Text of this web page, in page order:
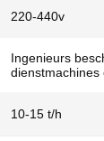
220-440v
Ingenieurs
dienstmachines
10-15 t/h